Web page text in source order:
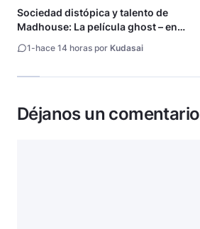
Sociedad distópica y talento de
Madhouse: La película ghost – end
1-hace 14 horas por Kudasai
Déjanos un comentario